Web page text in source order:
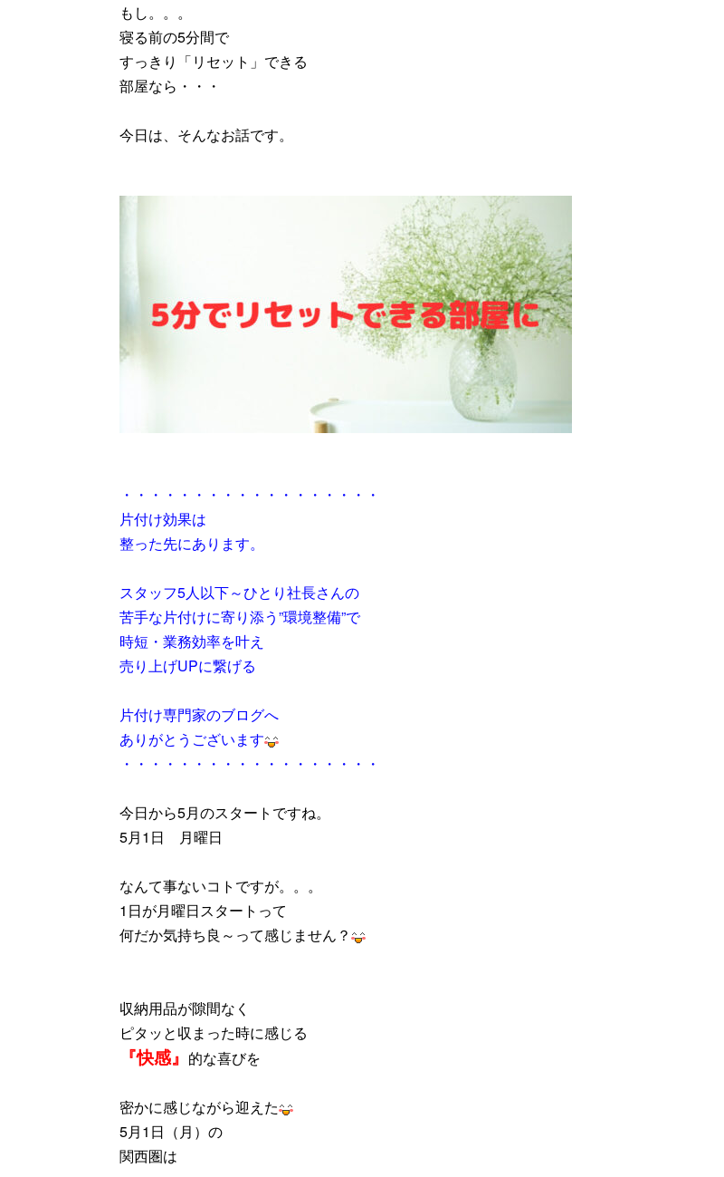
もし。。。
寝る前の5分間で
すっきり「リセット」できる
部屋なら・・・
今日は、そんなお話です。
・・・・・・・・・・・・・・・・・・
片付け効果は
整った先にあります。
スタッフ5人以下～ひとり社長さんの
苦手な片付けに寄り添う”環境整備”で
時短・業務効率を叶え
売り上げUPに繋げる
片付け専門家のブログへ
ありがとうございます
・・・・・・・・・・・・・・・・・・
今日から5月のスタートですね。
5月1日 月曜日
なんて事ないコトですが。。。
1日が月曜日スタートって
何だか気持ち良～って感じません？
収納用品が隙間なく
ピタッと収まった時に感じる
『快感』 的な喜びを
密かに感じながら迎えた
5月1日（月）の
関西圏は